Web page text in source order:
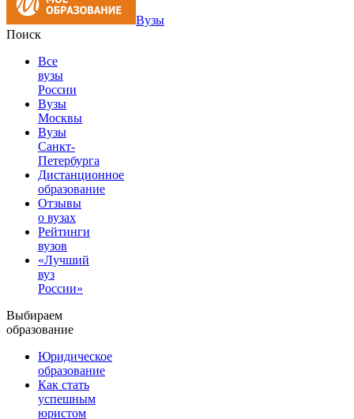
Вузы
Поиск
Все
вузы
России
Вузы
Москвы
Вузы
Санкт-
Петербурга
Дистанционное
образование
Отзывы
о вузах
Рейтинги
вузов
«Лучший
вуз
России»
Выбираем
образование
Юридическое
образование
Как стать
успешным
юристом